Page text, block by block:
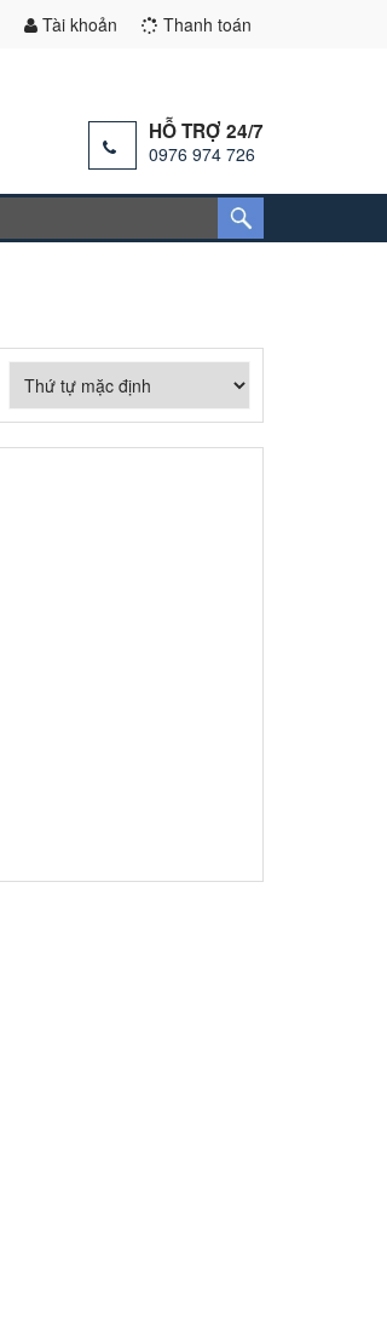
Tài khoản Thanh toán
HỖ TRỢ 24/7
0976 974 726